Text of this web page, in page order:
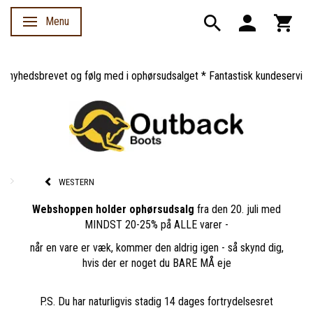
Skifte navigation
Menu
og følg med i ophørsudsalget * Fantastisk kundeservice *
WESTERN
Webshoppen holder ophørsudsalg fra den 20. juli med
MINDST 20-25% på ALLE varer -
når en vare er væk, kommer den aldrig igen - så skynd dig,
hvis der er noget du BARE MÅ eje
P.S. Du har naturligvis stadig 14 dages fortrydelsesret